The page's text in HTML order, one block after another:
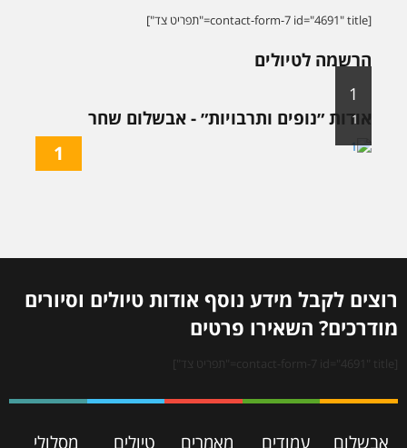
[contact-form-7 id="4691" title="תפריט צד"]
הרשמה לטיולים
אודות ״נופים ותרבויות״ - אבשלום שחר
1
1
1
רוצים לקבל מידע נוסף אודות טיולים וסיורים
מודרכים? השאירו פרטים
[contact-form-7 id="4691" title="תפריט צד"]
אבשלום עמודים מאמרים טיולים מסלולי